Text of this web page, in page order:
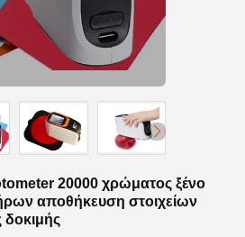
20000 χρώματος ξένο
αποθήκευση στοιχείων